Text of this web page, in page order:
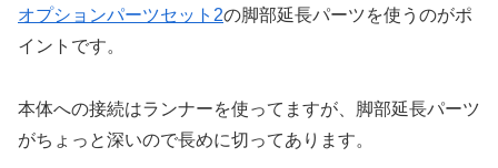
オプションパーツセット2の脚部延長パーツを使うのがポ
イントです。
本体への接続はランナーを使ってますが、脚部延長パーツ
がちょっと深いので長めに切ってあります。